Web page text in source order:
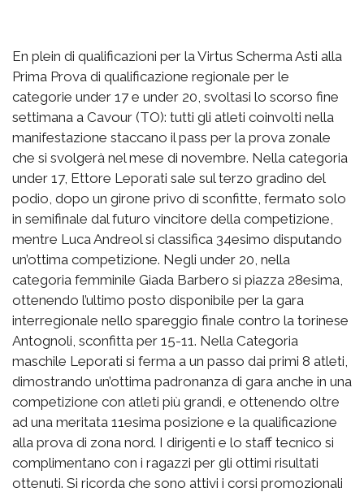
En plein di qualificazioni per la Virtus Scherma Asti alla
Prima Prova di qualificazione regionale per le
categorie under 17 e under 20, svoltasi lo scorso fine
settimana a Cavour (TO): tutti gli atleti coinvolti nella
manifestazione staccano il pass per la prova zonale
che si svolgerà nel mese di novembre. Nella categoria
under 17, Ettore Leporati sale sul terzo gradino del
podio, dopo un girone privo di sconfitte, fermato solo
in semifinale dal futuro vincitore della competizione,
mentre Luca Andreol si classifica 34esimo disputando
un’ottima competizione. Negli under 20, nella
categoria femminile Giada Barbero si piazza 28esima,
ottenendo l’ultimo posto disponibile per la gara
interregionale nello spareggio finale contro la torinese
Antognoli, sconfitta per 15-11. Nella Categoria
maschile Leporati si ferma a un passo dai primi 8 atleti,
dimostrando un’ottima padronanza di gara anche in una
competizione con atleti più grandi, e ottenendo oltre
ad una meritata 11esima posizione e la qualificazione
alla prova di zona nord. I dirigenti e lo staff tecnico si
complimentano con i ragazzi per gli ottimi risultati
ottenuti. Si ricorda che sono attivi i corsi promozionali